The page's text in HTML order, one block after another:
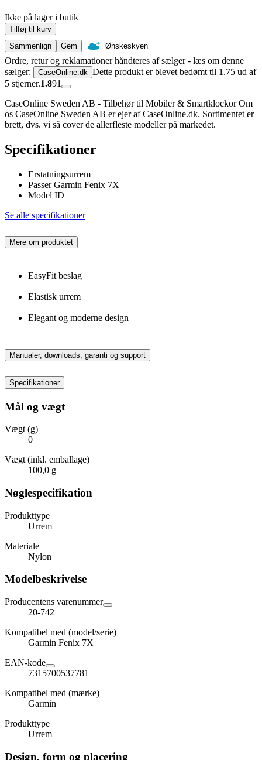
Ikke på lager i butik
Tilføj til kurv
Sammenlign
Gem Ønskeskyen
Ordre, retur og reklamationer håndteres af sælger - læs om denne
sælger:
CaseOnline.dk Dette produkt er blevet bedømt til 1.75 ud af
5 stjerner.1.891
CaseOnline Sweden AB - Tilbehør til Mobiler & Smartklockor Om
os CaseOnline Sweden AB er ejer af CaseOnline.dk. Sortimentet er
brett, dvs. vi så cover de allerfleste modeller på markedet.
Specifikationer
Erstatningsurrem
Passer Garmin Fenix 7X
Model ID
Se alle specifikationer
Mere om produktet
EasyFit beslag
Elastisk urrem
Elegant og moderne design
Manualer, downloads, garanti og support
Specifikationer
Mål og vægt
Vægt (g)
0
Vægt (inkl. emballage)
100,0 g
Nøglespecifikation
Produkttype
Urrem
Materiale
Nylon
Modelbeskrivelse
Producentens varenummer
20-742
Kompatibel med (model/serie)
Garmin Fenix 7X
EAN-kode
7315700537781
Kompatibel med (mærke)
Garmin
Produkttype
Urrem
Design, form og placering